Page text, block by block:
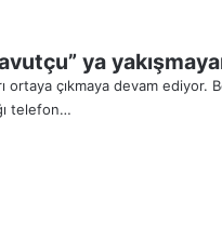
ya
ortaya çıkmaya devam ediyor.
telefon…